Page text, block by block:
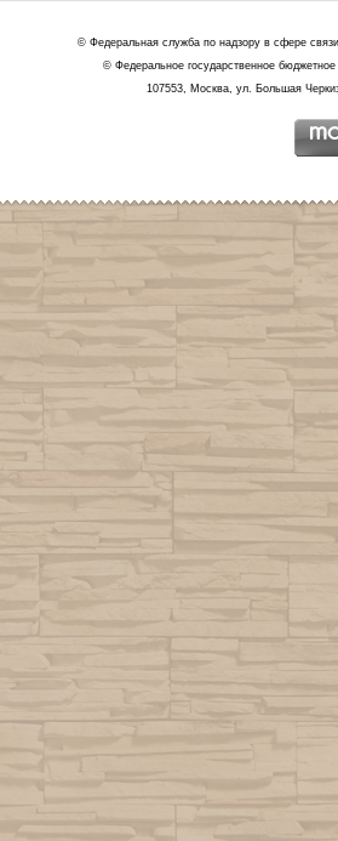
© Федеральная служба по надзору в сфере
© Федеральное государственное
107553, Москва, ул. Большая